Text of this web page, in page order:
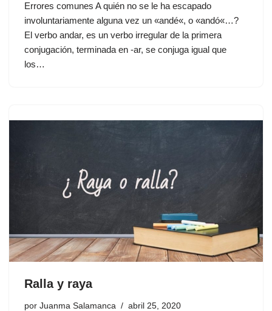
Errores comunes A quién no se le ha escapado
involuntariamente alguna vez un «andé«, o «andó«…?
El verbo andar, es un verbo irregular de la primera
conjugación, terminada en -ar, se conjuga igual que
los…
Ralla y raya
por Juanma Salamanca abril 25, 2020